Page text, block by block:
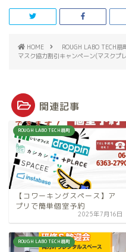
HOME
ROUGH LABO TECH扇
マスク協力割引キャンペーン(マスクプ
関連記事
ROUGH LABO TECH扇町
【コワーキングスペース】ア
プリで簡単個室予約
2025年7月16日
ROUGH LABO TECH扇町